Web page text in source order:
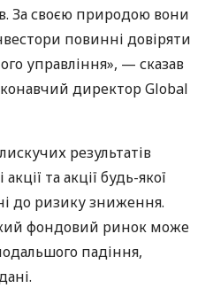
За своєю природою вони
повинні довіряти
управління», — сказав
директор Global
результатів
та акції будь-якої
до ризику зниження.
фондовий ринок може
падіння,